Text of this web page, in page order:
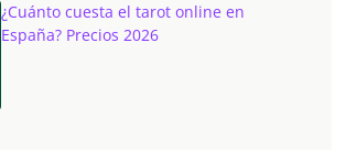
¿Cuánto cuesta el tarot online en
España? Precios 2026